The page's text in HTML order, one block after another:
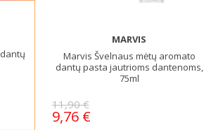
MARVIS
Marvis Švelnaus mėtų aromato
dantų pasta jautrioms dantenoms,
75ml
11,90 €
9,76 €